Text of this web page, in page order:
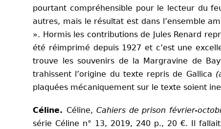
pourtant compréhensible pour le lecteur du
autres, mais le résultat est dans l’ensemble
». Hormis les contributions de Jules Renard
été réimprimé depuis 1927 et c’est une
trouve les souvenirs de la Margravine de
trahissent l’origine du texte repris de Gallica
plaquées mécaniquement sur le texte soient
Céline. Céline, Cahiers de prison février-
série Céline n° 13, 2019, 240 p., 20 €. Il